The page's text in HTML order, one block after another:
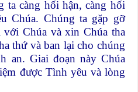
ta càng hối hận, càng hối
Chúa. Chúng ta gặp gỡ
Chúa và xin Chúa tha
thứ và ban lại cho chúng
an. Giai đoạn này Chúa
được Tình yêu và lòng